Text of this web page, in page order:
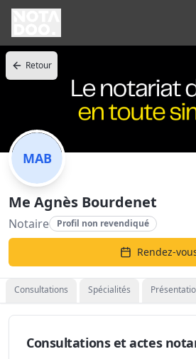
Retour
MAB
Me Agnès Bourdenet
Notaire Profil non revendiqué
Rendez-
Consultations Spécialités
Consultations et actes